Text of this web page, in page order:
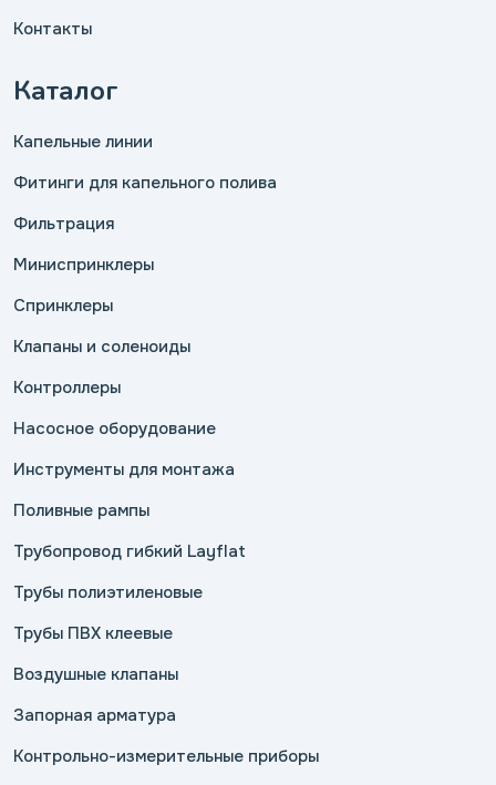
Контакты
Каталог
Капельные линии
Фитинги для капельного полива
Фильтрация
Миниспринклеры
Спринклеры
Клапаны и соленоиды
Контроллеры
Насосное оборудование
Инструменты для монтажа
Поливные рампы
Трубопровод гибкий Layflat
Трубы полиэтиленовые
Трубы ПВХ клеевые
Воздушные клапаны
Запорная арматура
Контрольно-измерительные приборы